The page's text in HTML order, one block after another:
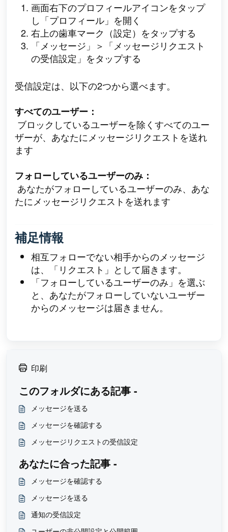
画面右下のプロフィールアイコンをタップ
し「プロフィール」を開く
右上の歯車マーク（設定）をタップする
「メッセージ」＞「メッセージリクエスト
の受信設定」をタップする
受信設定は、以下の2つから選べます。
すべてのユーザー：
ブロックしているユーザーを除くすべてのユー
ザーが、あなたにメッセージリクエストを送れ
ます
フォローしているユーザーのみ：
あなたがフォローしているユーザーのみ、 あな
たにメッセージリクエストを送れます
補足情報
相互フォローでない相手からのメッセージ
は、「リクエスト」として届きます。
「フォローしているユーザーのみ」を選ぶ
と、あなたがフォローしていないユーザー
からのメッセージは届きません。
印刷
このフォルダにある記事 -
メッセージを送る
メッセージを確認する
メッセージリクエストの受信設定
あなたに合った記事 -
メッセージを確認する
メッセージを送る
通知の受信設定